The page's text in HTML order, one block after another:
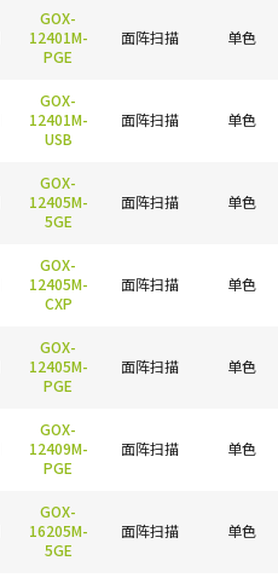
GOX-
12401M-
PGE
面阵扫描 单色
GOX-
12401M-
USB
面阵扫描 单色
GOX-
12405M-
5GE
面阵扫描 单色
GOX-
12405M-
CXP
面阵扫描 单色
GOX-
12405M-
PGE
面阵扫描 单色
GOX-
12409M-
PGE
面阵扫描 单色
GOX-
16205M-
5GE
面阵扫描 单色